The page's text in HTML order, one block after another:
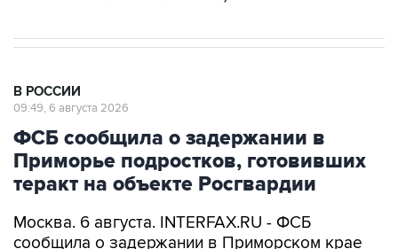
ФСБ сообщила о задержании в
Приморье подростков, готовивших
теракт на объекте Росгвардии
Москва. 6 августа. INTERFAX.RU - ФСБ
трех подростков, которые по заданию